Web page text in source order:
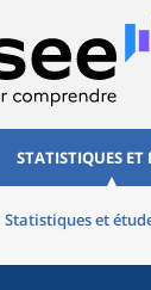
STATISTIQUES ET
Statistiques et